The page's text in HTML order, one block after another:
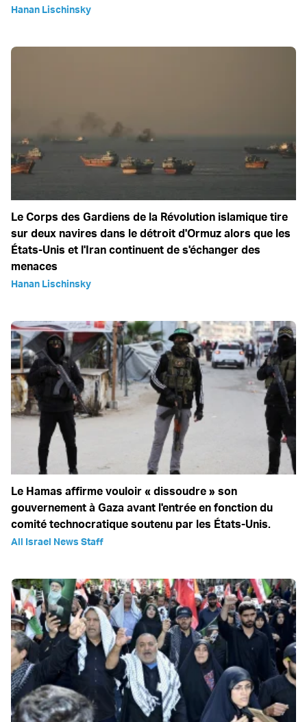
Hanan Lischinsky
Le Corps des Gardiens de la Révolution islamique tire
sur deux navires dans le détroit d'Ormuz alors que les
États-Unis et l'Iran continuent de s'échanger des
menaces
Hanan Lischinsky
Le Hamas affirme vouloir « dissoudre » son
gouvernement à Gaza avant l'entrée en fonction du
comité technocratique soutenu par les États-Unis.
All Israel News Staff